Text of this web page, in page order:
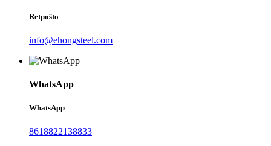
Retpoŝto
info@ehongsteel.com
WhatsApp
WhatsApp
8618822138833